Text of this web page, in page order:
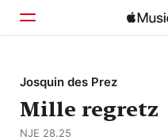
Home
Scopri
Josquin des Prez
Mille regretz
NJE 28.25